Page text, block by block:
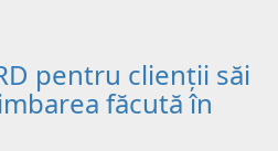
pentru clienții săi
făcută în